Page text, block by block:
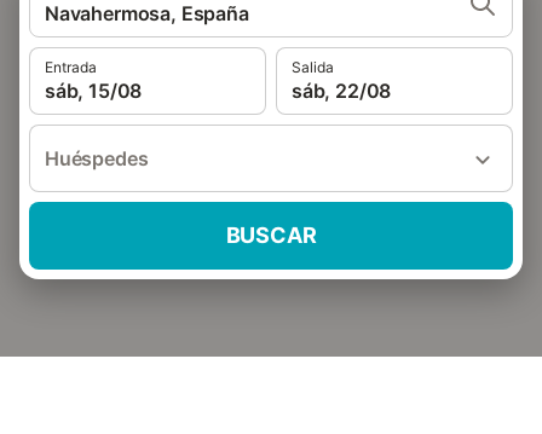
Navahermosa, España
Entrada
sáb, 15/08
Salida
sáb, 22/08
Huéspedes
BUSCAR